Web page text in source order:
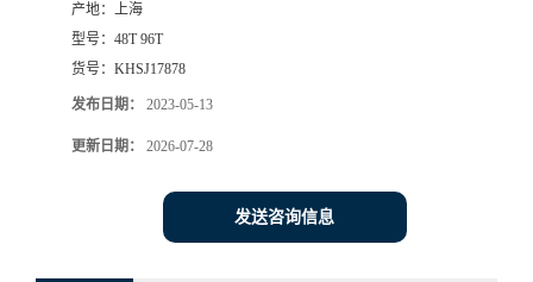
产地： 上海
型号： 48T 96T
货号： KHSJ17878
发布日期： 2023-05-13
更新日期： 2026-07-28
发送咨询信息